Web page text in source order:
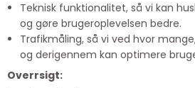
Teknisk funktionalitet, så vi kan
og gøre brugeroplevelsen bedre.
Trafikmåling, så vi ved hvor
og derigennem kan optimere
Overrsigt: